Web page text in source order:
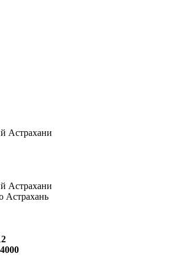
Астрахани
Астрахани
Астрахань